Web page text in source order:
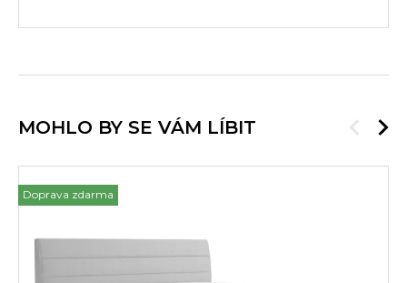
MOHLO BY SE VÁM LÍBIT
Doprava zdarma